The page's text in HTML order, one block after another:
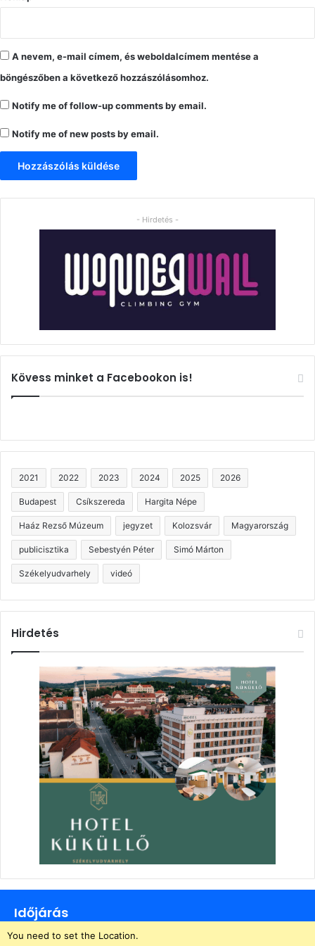
A nevem, e-mail címem, és weboldalcímem mentése a
böngészőben a következő hozzászólásomhoz.
Notify me of follow-up comments by email.
Notify me of new posts by email.
- Hirdetés -
Kövess minket a Facebookon is!
2021 2022 2023 2024 2025 2026
Budapest Csíkszereda Hargita Népe
Haáz Rezső Múzeum jegyzet Kolozsvár Magyarország
publicisztika Sebestyén Péter Simó Márton
Székelyudvarhely videó
Hirdetés
Időjárás
You need to set the Location.